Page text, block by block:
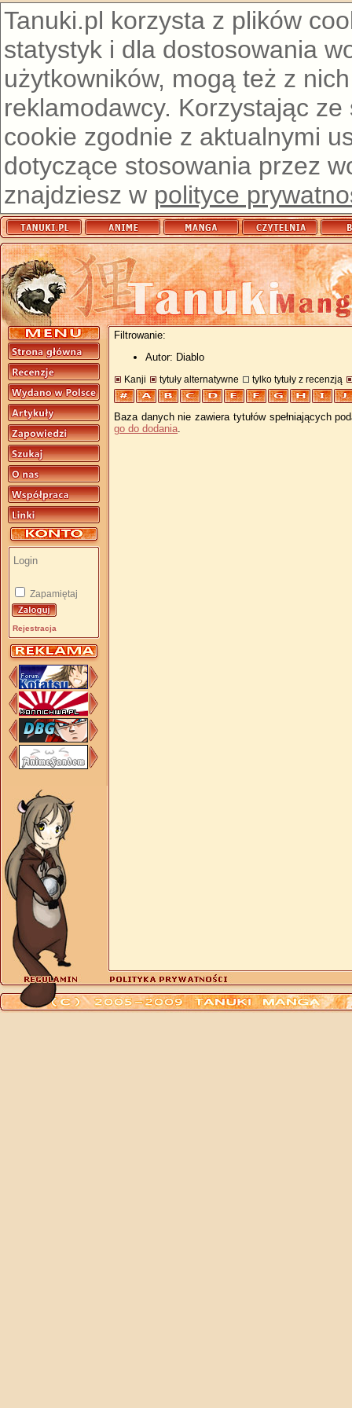
Tanuki.pl korzysta z plików
statystyk i dla dostosowania
użytkowników, mogą też z
reklamodawcy. Korzystając
cookie zgodnie z aktualnymi
dotyczące stosowania przez
znajdziesz w polityce
Zapamiętaj
Rejestracja
Filtrowanie:
Autor: Diablo
Kanji tytuły alternatywne tylko tytuły z recenzją
Baza danych nie zawiera tytułów spełniających
go do dodania.